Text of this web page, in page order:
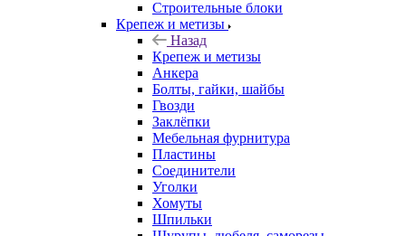
Строительные блоки
Крепеж и метизы
Назад
Крепеж и метизы
Анкера
Болты, гайки, шайбы
Гвозди
Заклёпки
Мебельная фурнитура
Пластины
Соединители
Уголки
Хомуты
Шпильки